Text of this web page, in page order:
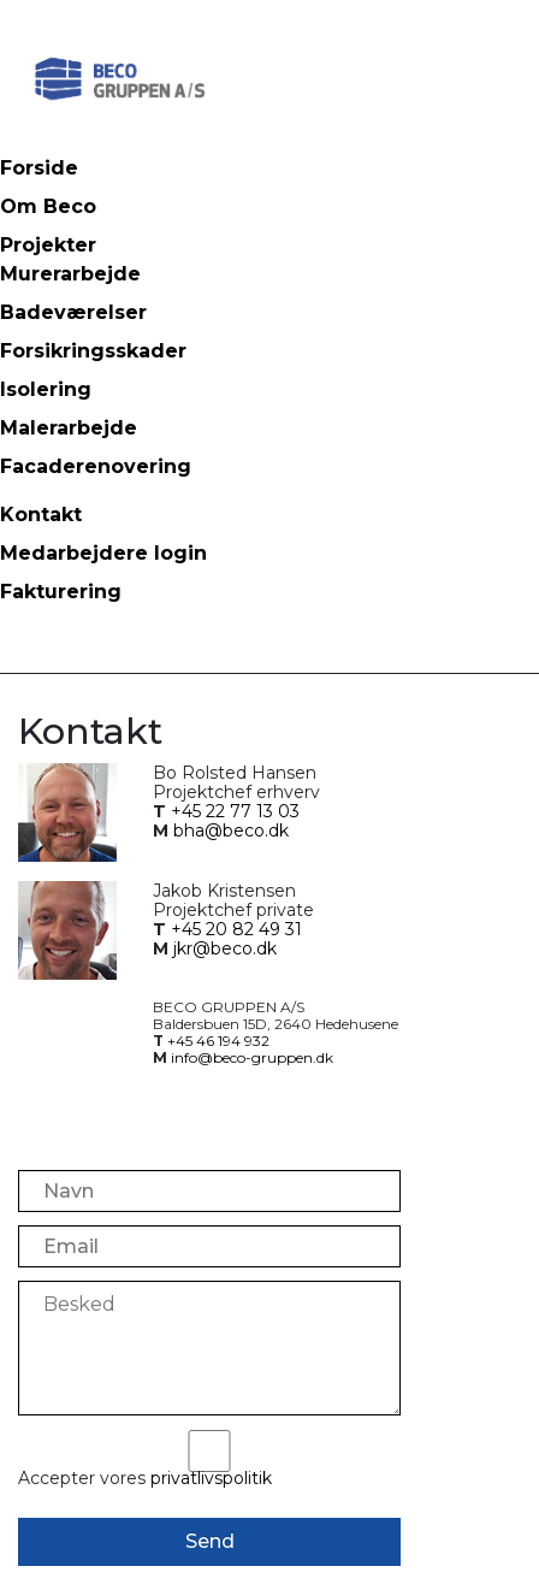
Forside
Om Beco
Projekter
Murerarbejde
Badeværelser
Forsikringsskader
Isolering
Malerarbejde
Facaderenovering
Kontakt
Medarbejdere login
Fakturering
Kontakt
Bo Rolsted Hansen
Projektchef erhverv
T +45 22 77 13 03
M bha@beco.dk
Jakob Kristensen
Projektchef private
T +45 20 82 49 31
M jkr@beco.dk
BECO GRUPPEN A/S
Baldersbuen 15D, 2640 Hedehusene
T +45 46 194 932
M info@beco-gruppen.dk
Accepter vores privatlivspolitik